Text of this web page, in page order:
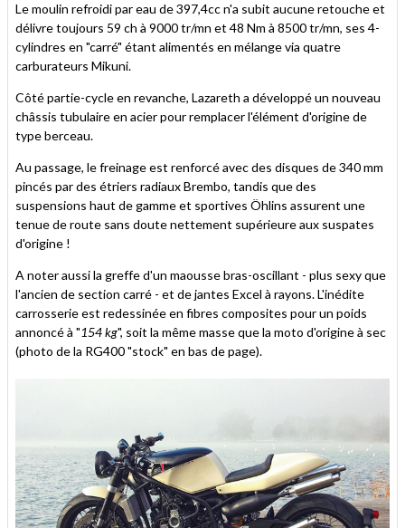
Le moulin refroidi par eau de 397,4cc n'a subit aucune retouche et
délivre toujours 59 ch à 9000 tr/mn et 48 Nm à 8500 tr/mn, ses 4-
cylindres en "carré" étant alimentés en mélange via quatre
carburateurs Mikuni.
Côté partie-cycle en revanche, Lazareth a développé un nouveau
châssis tubulaire en acier pour remplacer l'élément d'origine de
type berceau.
Au passage, le freinage est renforcé avec des disques de 340 mm
pincés par des étriers radiaux Brembo, tandis que des
suspensions haut de gamme et sportives Öhlins assurent une
tenue de route sans doute nettement supérieure aux suspates
d'origine !
A noter aussi la greffe d'un maousse bras-oscillant - plus sexy que
l'ancien de section carré - et de jantes Excel à rayons. L'inédite
carrosserie est redessinée en fibres composites pour un poids
annoncé à "154 kg", soit la même masse que la moto d'origine à sec
(photo de la RG400 "stock" en bas de page).